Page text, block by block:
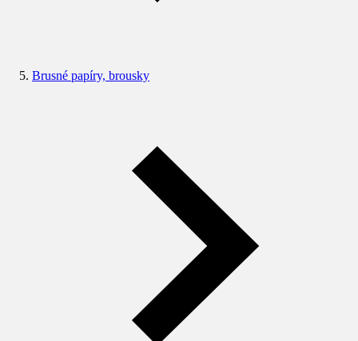
Brusné papíry, brousky